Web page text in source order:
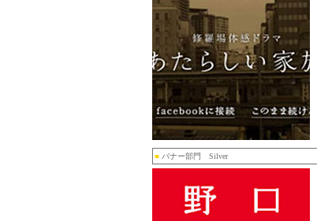
■ バナー部門 Silver